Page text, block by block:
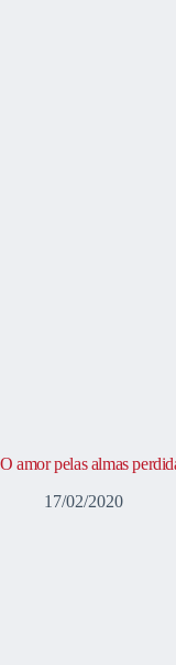
O amor pelas almas
17/02/2020